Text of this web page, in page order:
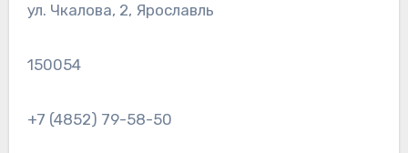
ул. Чкалова, 2, Ярославль
150054
+7 (4852) 79-58-50